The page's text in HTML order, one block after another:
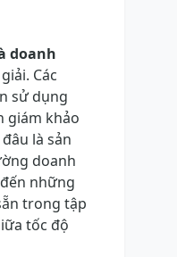
doanh
Các
sử dụng
giám khảo
là sản
doanh
những
trong tập
tốc độ